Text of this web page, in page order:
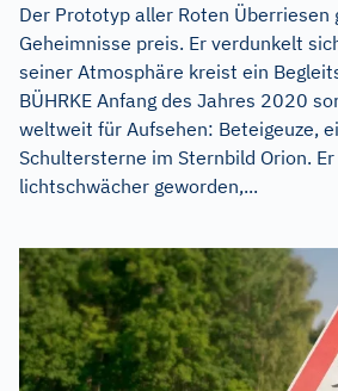
Der Prototyp aller Roten Überriesen
Geheimnisse preis. Er verdunkelt
seiner Atmosphäre kreist ein
BÜHRKE Anfang des Jahres 2020
weltweit für Aufsehen: Beteigeuze,
Schultersterne im Sternbild Orion.
lichtschwächer geworden,...